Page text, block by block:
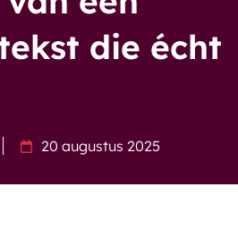
die écht
20 augustus 2025